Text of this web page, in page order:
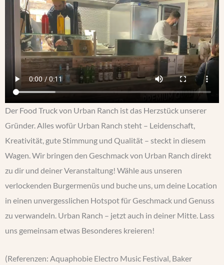
Der Food Truck von Urban Ranch ist das Herzstück unserer
Gründer. Alles wofür Urban Ranch steht – Leidenschaft,
Kreativität, gute Stimmung und Qualität – steckt in diesem
Wagen. Wir bringen den Geschmack von Urban Ranch direkt
zu dir und deiner Veranstaltung! Wähle aus unseren
verlockenden Burgermenüs und buche uns, um deine Location
in einen unvergesslichen Hotspot für Geschmack und Genuss
zu verwandeln. Urban Ranch – jetzt auch in deiner Mitte. Lass
uns gemeinsam etwas Besonderes kreieren!
(Referenzen: Aquaphobie Electro Music Festival, Baker